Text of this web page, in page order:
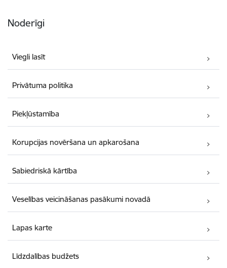
Noderīgi
Viegli lasīt
Privātuma politika
Piekļūstamība
Korupcijas novēršana un apkarošana
Sabiedriskā kārtība
Veselības veicināšanas pasākumi novadā
Lapas karte
Līdzdalības budžets